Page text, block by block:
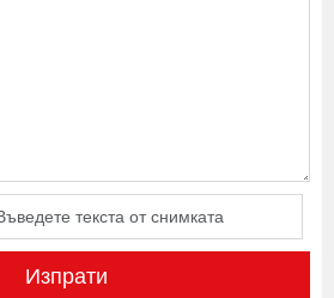
Изпрати